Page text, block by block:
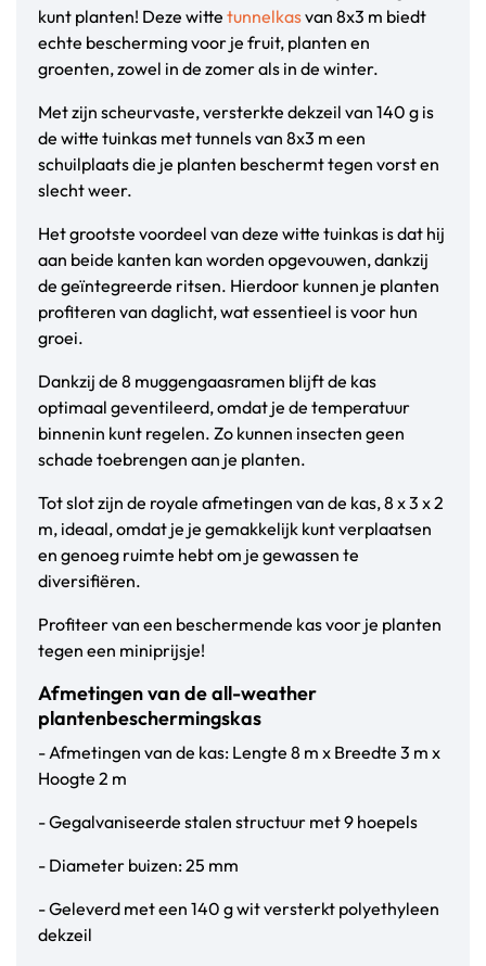
kunt planten! Deze witte tunnelkasvan 8x3 m biedt
echte bescherming voor je fruit, planten en
groenten, zowel in de zomer als in de winter.
Met zijn scheurvaste, versterkte dekzeil van 140 g is
de witte tuinkas met tunnels van 8x3 m een
schuilplaats die je planten beschermt tegen vorst en
slecht weer.
Het grootste voordeel van deze witte tuinkas is dat hij
aan beide kanten kan worden opgevouwen, dankzij
de geïntegreerde ritsen. Hierdoor kunnen je planten
profiteren van daglicht, wat essentieel is voor hun
groei.
Dankzij de 8 muggengaasramen blijft de kas
optimaal geventileerd, omdat je de temperatuur
binnenin kunt regelen. Zo kunnen insecten geen
schade toebrengen aan je planten.
Tot slot zijn de royale afmetingen van de kas, 8 x 3 x 2
m, ideaal, omdat je je gemakkelijk kunt verplaatsen
en genoeg ruimte hebt om je gewassen te
diversifiëren.
Profiteer van een beschermende kas voor je planten
tegen een miniprijsje!
Afmetingen van de all-weather
plantenbeschermingskas
- Afmetingen van de kas: Lengte 8 m x Breedte 3 m x
Hoogte 2 m
- Gegalvaniseerde stalen structuur met 9 hoepels
- Diameter buizen: 25 mm
- Geleverd met een 140 g wit versterkt polyethyleen
dekzeil